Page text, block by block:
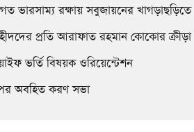
ভারসাম্য রক্ষায় সবুজায়নের
প্রতি আরাফাত রহমান কোকোর ক্রীড়া
ভর্তি বিষয়ক ওরিয়েন্টেশন
অবহিত করণ সভা